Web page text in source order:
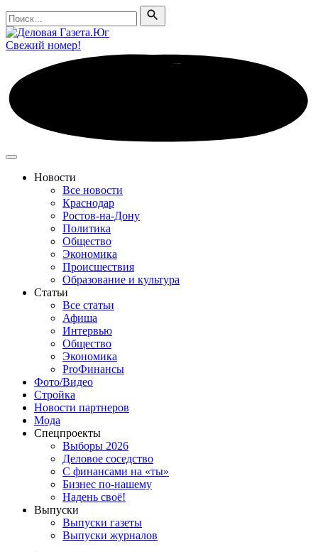
Поиск
Поиск
Свежий номер!
Новости
Все новости
Краснодар
Ростов-на-Дону
Политика
Общество
Экономика
Происшествия
Образование и культура
Статьи
Все статьи
Афиша
Интервью
Общество
Экономика
ProФинансы
Фото/Видео
Стройка
Новости партнеров
Мода
Спецпроекты
Выборы 2026
Деловое соседство
С финансами на «ты»
Бизнес по-нашему
Надень своё!
Выпуски
Выпуски газеты
Выпуски журналов